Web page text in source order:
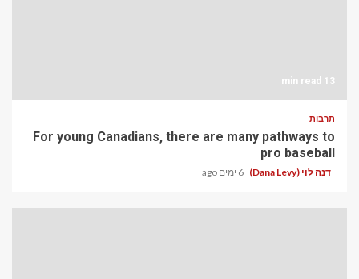
13 min read
תרבות
For young Canadians, there are many pathways to
pro baseball
דנה לוי (Dana Levy) 6 ימים ago